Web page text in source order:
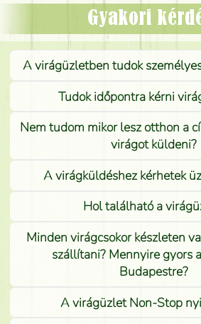
Gyakori
A virágüzletben tudok
Tudok időpontra kérni
Nem tudom mikor lesz otthon a
virágot küldeni?
A virágküldéshez kérhetek
Hol található a
Minden virágcsokor készleten
szállítani? Mennyire gyors
Budapestre?
A virágüzlet Non-Stop